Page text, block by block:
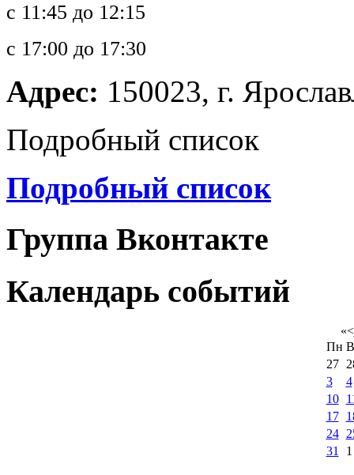
с 11:45 до 12:15
с 17:00 до 17:30
Адрес: 150023, г.
Подробный список
Подробный список
Группа Вконтакте
Календарь событий
«<
Пн
27
3
4
10
17
24
31
1